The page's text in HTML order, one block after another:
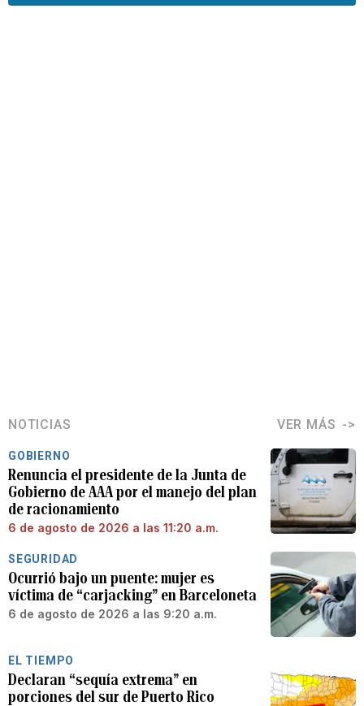
NOTICIAS VER MÁS
GOBIERNO
Renuncia el presidente de la Junta de
Gobierno de AAA por el manejo del plan
de racionamiento
6 de agosto de 2026 a las 11:20 a.m.
SEGURIDAD
Ocurrió bajo un puente: mujer es
víctima de “carjacking” en Barceloneta
6 de agosto de 2026 a las 9:20 a.m.
EL TIEMPO
Declaran “sequía extrema” en
porciones del sur de Puerto Rico